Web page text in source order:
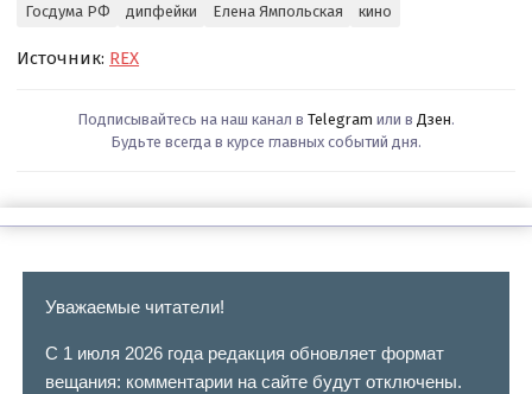
Госдума РФ дипфейки Елена Ямпольская кино
Источник: REX
Подписывайтесь на наш канал в Telegram или в Дзен.
Будьте всегда в курсе главных событий дня.
Уважаемые читатели!
С 1 июля 2026 года редакция обновляет формат
вещания: комментарии на сайте будут отключены.